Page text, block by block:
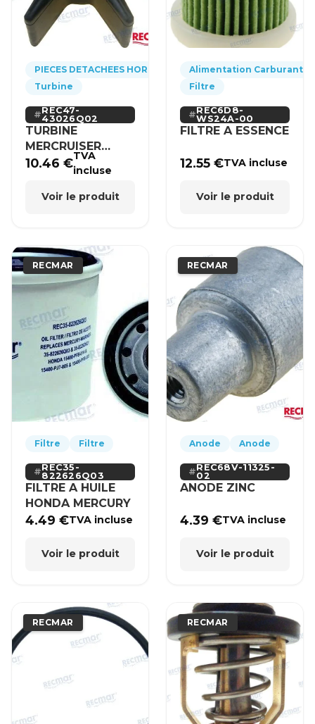
PIECES DETACHEES HORS-BORD
Turbine
REC47-
43026Q02
TURBINE
MERCRUISER
MERCURY BRP
10.46€TVA
incluse
Voir le produit
Alimentation Carburant
Filtre
REC6D8-
WS24A-00
FILTRE A ESSENCE
12.55€TVA incluse
Voir le produit
RECMAR
Filtre Filtre
REC35-
822626Q03
FILTRE A HUILE
HONDA MERCURY
4.49€TVA incluse
Voir le produit
RECMAR
Anode Anode
REC68V-11325-
02
ANODE ZINC
4.39€TVA incluse
Voir le produit
RECMAR RECMAR